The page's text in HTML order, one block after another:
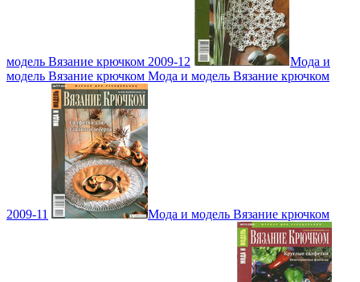
модель Вязание крючком 2009-12
Мода и
модель Вязание крючком Мода и модель Вязание крючком
2009-11 Мода и модель Вязание крючком